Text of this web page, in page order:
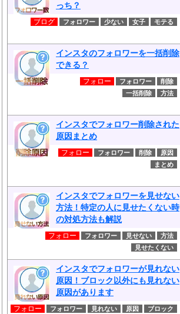
っち？
ブログ フォロワー 少ない 女子 モテる
インスタのフォロワーを一括削除
できる？
フォロー フォロワー
削除
一括削除
方法
インスタでフォロワー削除された
原因まとめ
フォロー フォロワー 削除
原因
まとめ
インスタでフォロワーを見せない
方法！特定の人に見せたくない時
の対処方法も解説
フォロー フォロワー 見せない
方法
見せたくない
インスタでフォロワーが見れない
原因！ブロック以外にも見れない
原因があります
フォロー フォロワー 見れない 原因 ブロック